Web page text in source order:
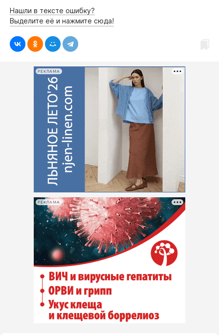
Нашли в тексте ошибку?
Выделите её и нажмите сюда!
РЕКЛАМА
РЕКЛАМА